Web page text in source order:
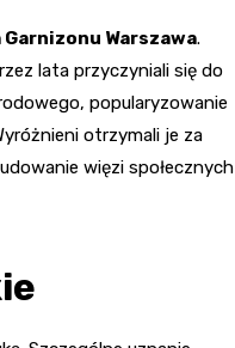
Warszawa.
lata przyczyniali się do
popularyzowanie
otrzymali je za
więzi społecznych